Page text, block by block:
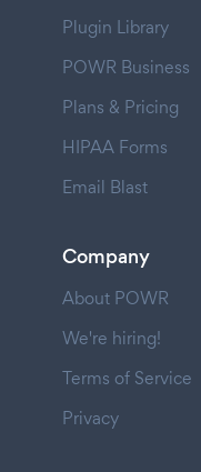
Plugin Library
POWR Business
Plans & Pricing
HIPAA Forms
Email Blast
Company
About POWR
We're hiring!
Terms of Service
Privacy